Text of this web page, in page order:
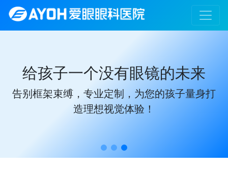
给孩子一个没有眼镜的未来
告别框架束缚，专业定制，为您的孩子量身打
造理想视觉体验！